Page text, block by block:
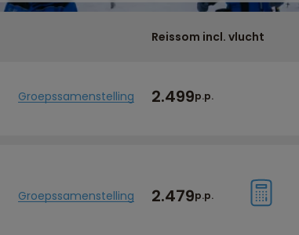
Reissom incl. vlucht
Groepssamenstelling 2.499p.p.
Groepssamenstelling 2.479p.p.